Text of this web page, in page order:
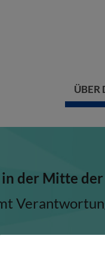
ÜBER
der Mitte